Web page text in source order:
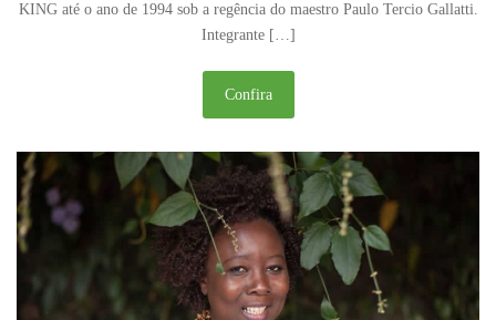
KING até o ano de 1994 sob a regência do maestro Paulo Tercio Gallatti.
Integrante […]
Confira